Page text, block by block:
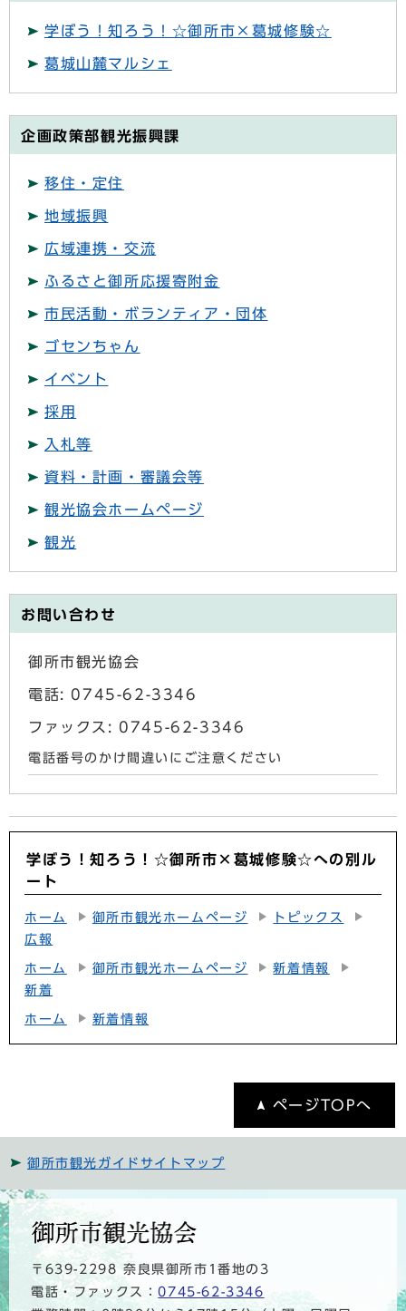
学ぼう！知ろう！☆御所市×葛城修験☆
葛城山麓マルシェ
企画政策部観光振興課
移住・定住
地域振興
広域連携・交流
ふるさと御所応援寄附金
市民活動・ボランティア・団体
ゴセンちゃん
イベント
採用
入札等
資料・計画・審議会等
観光協会ホームページ
観光
お問い合わせ
御所市観光協会
電話: 0745-62-3346
ファックス: 0745-62-3346
電話番号のかけ間違いにご注意ください
学ぼう！知ろう！☆御所市×葛城修験☆への別ル
ート
ホーム 御所市観光ホームページ
トピックス
広報
ホーム 御所市観光ホームページ
新着情報
新着
ホーム 新着情報
ページTOPへ
御所市観光ガイドサイトマップ
〒639-2298 奈良県御所市1番地の3
電話・ファックス：0745-62-3346